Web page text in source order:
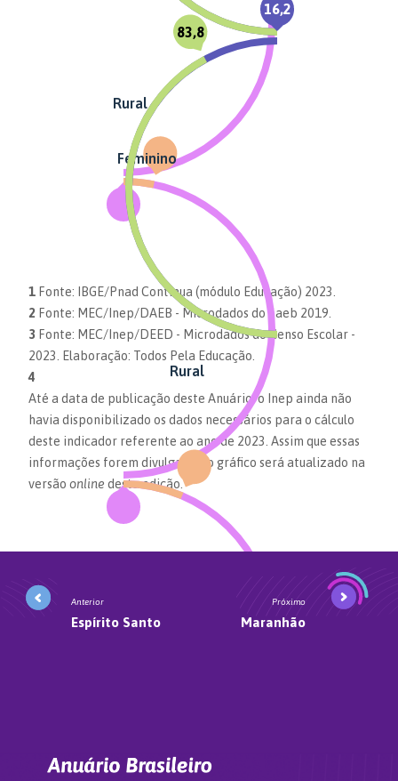
Rural
16,2
Feminino
83,8
Rural
1 Fonte: IBGE/Pnad Contínua (módulo Educação) 2023.
2 Fonte: MEC/Inep/DAEB - Microdados do Saeb 2019.
3 Fonte: MEC/Inep/DEED - Microdados do Censo Escolar -
2023. Elaboração: Todos Pela Educação.
4
Até a data de publicação deste Anuário, o Inep ainda não
havia disponibilizado os dados necessários para o cálculo
deste indicador referente ao ano de 2023. Assim que essas
informações forem divulgadas, o gráfico será atualizado na
versão online desta edição.
Anterior
Espírito Santo
Próximo
Maranhão